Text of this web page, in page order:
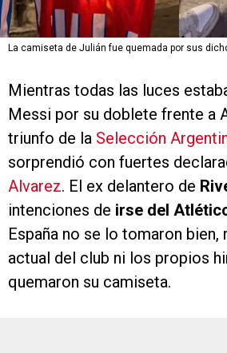
La camiseta de Julián fue quemada por sus
Mientras todas las luces
Messi por su doblete frente a
triunfo de la Selección
sorprendió con fuertes
Alvarez. El ex delantero de
intenciones de irse del
España no se lo tomaron bien,
actual del club ni los propios
quemaron su camiseta.